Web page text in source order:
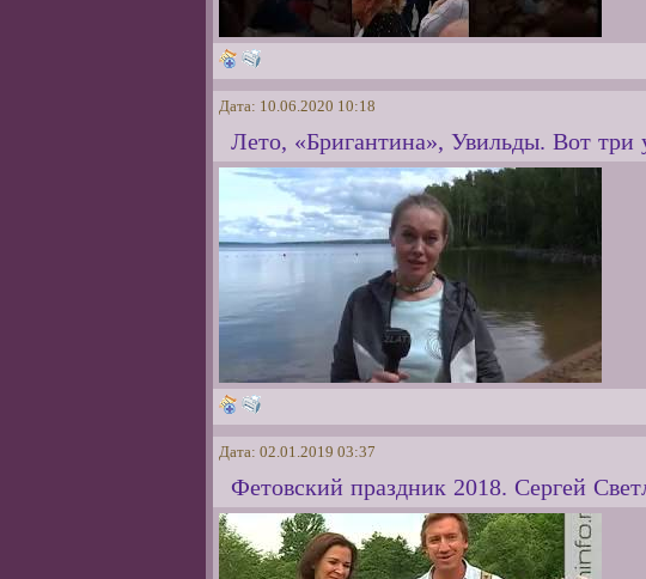
Дата: 10.06.2020 10:18
Лето, «Бригантина», Увильды. Вот три
Дата: 02.01.2019 03:37
Фетовский праздник 2018. Сергей